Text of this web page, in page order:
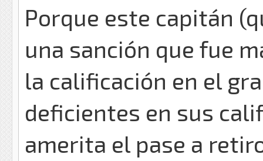
Porque este capitán
una sanción que fue
la calificación en el
deficientes en sus
amerita el pase a